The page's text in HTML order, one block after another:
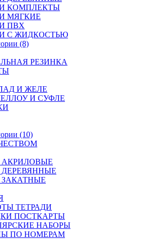
КОМПЛЕКТЫ
МЯГКИЕ
ПВХ
С ЖИДКОСТЬЮ
(8)
РЕЗИНКА
И ЖЕЛЕ
И СУФЛЕ
(10)
АКРИЛОВЫЕ
ДЕРЕВЯННЫЕ
ЗАКАТНЫЕ
ТЕТРАДИ
ПОСТКАРТЫ
НАБОРЫ
ПО НОМЕРАМ